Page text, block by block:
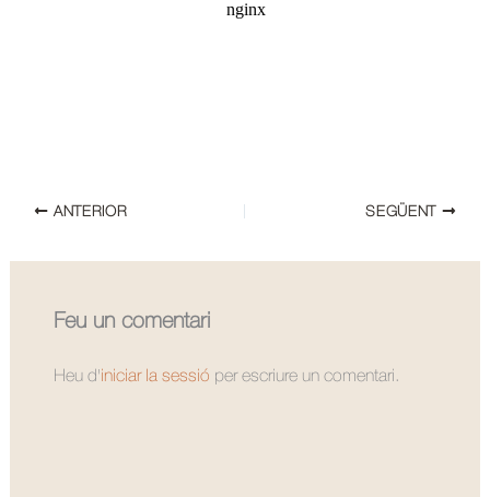
ANTERIOR SEGÜENT
Feu un comentari
Heu d'iniciar la sessió per escriure un comentari.